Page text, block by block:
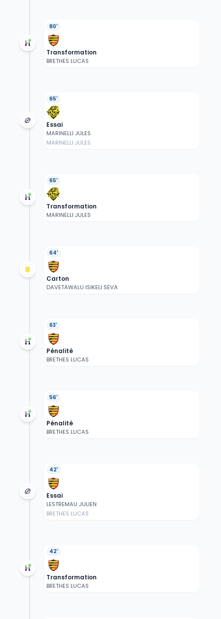
80'
Transformation
BRETHES LUCAS
65'
Essai
MARINELLI JULES
MARINELLI JULES
65'
Transformation
MARINELLI JULES
64'
Carton
DAVETAWALU ISIKELI SEVA
63'
Pénalité
BRETHES LUCAS
56'
Pénalité
BRETHES LUCAS
42'
Essai
LESTREMAU JULIEN
BRETHES LUCAS
42'
Transformation
BRETHES LUCAS